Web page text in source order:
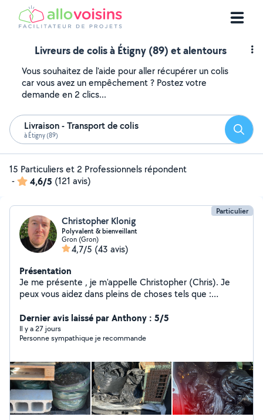
Livreurs de colis à Étigny (89) et alentours
Vous souhaitez de l'aide pour aller récupérer un colis
car vous avez un empêchement ? Postez votre
demande en 2 clics...
Livraison - Transport de colis
à Étigny (89)
15 Particuliers et 2 Professionnels répondent
-
4,6/5 (121 avis)
Particulier
Christopher Klonig
Polyvalent & bienveillant
Gron (Gron)
4,7/5 (43 avis)
Présentation
Je me présente , je m'appelle Christopher (Chris). Je
peux vous aidez dans pleins de choses tels que :
type, aide de transport (pour vos courses ou tout
autres raisons), ménage/aide au ménage.. Je suis réactif
, à l'écoute de vos besoins, respectueux, bienveillant et
pour tout autres demandes ou questions je me tiens à
votre écoute
Dernier avis laissé par Anthony : 5/5
Il y a 27 jours
Personne sympathique je recommande